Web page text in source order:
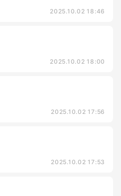
2025.10.02 18:46
2025.10.02 18:00
2025.10.02 17:56
2025.10.02 17:53